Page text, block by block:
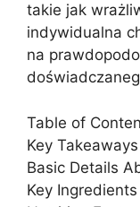
takie jak
indywidualna
na
Table of
Key Takeaways
Basic Details
Key Ingredients